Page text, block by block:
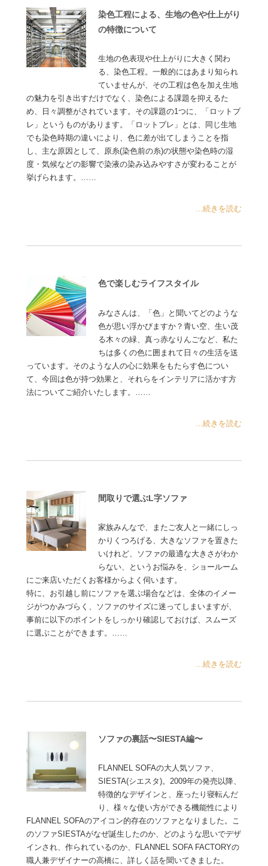
染色工程による、生地の色や仕上がり
の特徴について
生地の色表現や仕上がりに大きく関わ
る、染色工程。一般的にはあまり知られ
ていませんが、その工程は色を加え生地
の魅力を引き出すだけでなく、染色による課題を抑えるた
め、日々調整がされています。その課題の1つに、「ロットブ
レ」というものがあります。「ロットブレ」とは、同じ生地
でも染色時期の違いにより、色に差が出てしまうことを指
し、主な原因として、原糸(染色前の糸)の状態や染色時の湿
度・気候などの影響で染液の染み込みやすさが変わることが
挙げられます。……
...続きを読む
色で楽しむライフスタイル
みなさんは、「色」と聞いてどのような
色が思い浮かびますか？青い空、生い茂
る木々の緑、真っ赤なりんごなど、私た
ちは多くの色に囲まれて日々の生活を送
っています。そのような人の心に効果をもたらす色につい
て、今回は色が持つ効果と、それらをインテリアに活かす方
法についてご紹介いたします。……
...続きを読む
間取りで選ぶL字ソファ
家族みんなで、またご友人と一緒にしっ
かりくつろげる、大きなソファを置きた
いけれど、ソファの最適な大きさがわか
らない、というお悩みを、ショールーム
にご来店いただくお客様からよく伺います。
特に、お引越し前にソファを選ぶ場合などは、全体のイメー
ジがつかみづらく、ソファのサイズに迷ってしまいますが、
事前に以下のポイントをしっかり確認しておけば、スムーズ
に選ぶことができます。……
...続きを読む
ソファの裏話〜SIESTA編〜
FLANNEL SOFAの大人気ソファ、
SIESTA(シエスタ)。2009年の発売以降、
特徴的なデザインと、座ったり寝転んだ
り、様々な使い方ができる機能性により
FLANNEL SOFAのアイコン的存在のソファとなりました。こ
のソファSIESTAがなぜ誕生したのか、どのような思いでデザ
インされ、作られているのか、FLANNEL SOFA FACTORYの
職人兼デザイナーの高橋に、詳しく話を聞いてきました。